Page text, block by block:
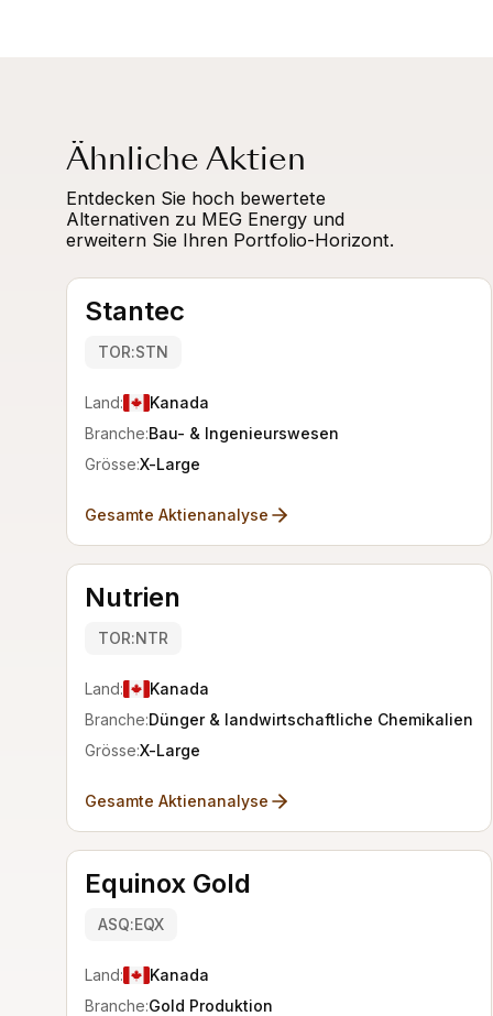
Ähnliche Aktien
Entdecken Sie hoch bewertete
Alternativen zu MEG Energy und
erweitern Sie Ihren Portfolio-Horizont.
Stantec
TOR:STN
Land:
Kanada
Branche:Bau- & Ingenieurswesen
Grösse:X-Large
Gesamte Aktienanalyse
Nutrien
TOR:NTR
Land:
Kanada
Branche:Dünger & landwirtschaftliche Chemikalien
Grösse:X-Large
Gesamte Aktienanalyse
Equinox Gold
ASQ:EQX
Land:
Kanada
Branche:Gold Produktion